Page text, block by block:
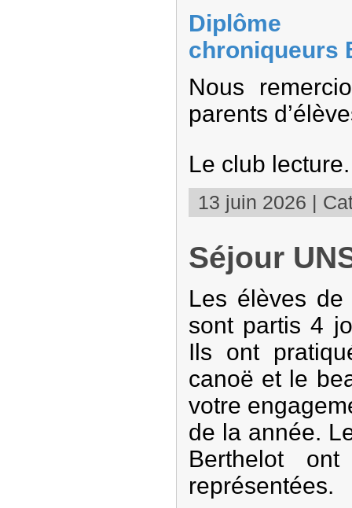
Diplôme
chroniqueurs
Nous
parents
Le club lecture.
13 juin 2026 |
Séjour
Les élèves
sont partis 4
Ils ont
canoë et le
votre
de la année.
Berthelot
représentées.